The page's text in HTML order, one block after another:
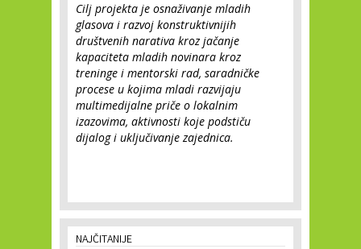
Cilj projekta je osnaživanje mladih
glasova i razvoj konstruktivnijih
društvenih narativa kroz jačanje
kapaciteta mladih novinara kroz
treninge i mentorski rad, saradničke
procese u kojima mladi razvijaju
multimedijalne priče o lokalnim
izazovima, aktivnosti koje podstiču
dijalog i uključivanje zajednica.
NAJČITANIJE